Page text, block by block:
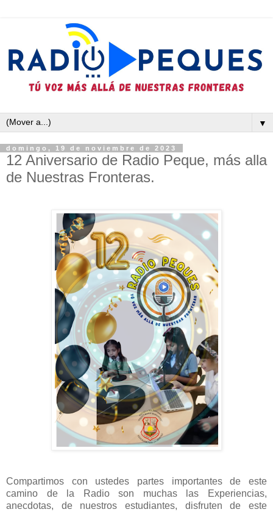
▼
domingo, 19 de noviembre de 2023
12 Aniversario de Radio Peque, más alla
de Nuestras Fronteras.
Compartimos con ustedes partes importantes de este
camino de la Radio son muchas las Experiencias,
anecdotas, de nuestros estudiantes, disfruten de este